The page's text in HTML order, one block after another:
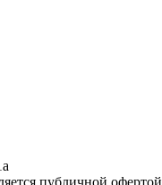
публичной офертой